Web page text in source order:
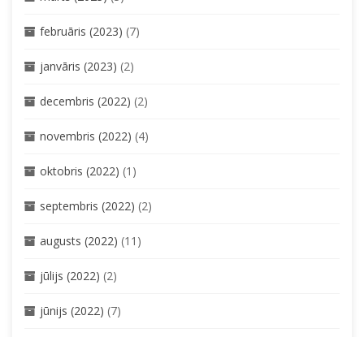
februāris (2023) (7)
janvāris (2023) (2)
decembris (2022) (2)
novembris (2022) (4)
oktobris (2022) (1)
septembris (2022) (2)
augusts (2022) (11)
jūlijs (2022) (2)
jūnijs (2022) (7)